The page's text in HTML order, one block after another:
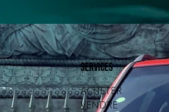
Services
ACHETER
VENDRE